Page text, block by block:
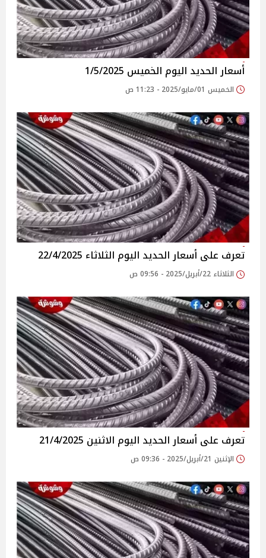
أسعار الحديد اليوم الخميس 1/5/2025
الخميس 01/مايو/2025 - 11:23 ص
تعرف على أسعار الحديد اليوم الثلاثاء 22/4/2025
الثلاثاء 22/أبريل/2025 - 09:56 ص
تعرف على أسعار الحديد اليوم الاثنين 21/4/2025
الإثنين 21/أبريل/2025 - 09:36 ص